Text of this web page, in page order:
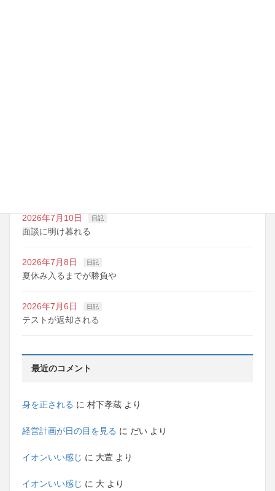
2026年7月10日 日記
面談に明け暮れる
2026年7月8日 日記
夏休み入るまでが勝負や
2026年7月6日 日記
テストが返却される
最近のコメント
身を正される に 村下孝蔵 より
経営計画が日の目を見る に だい より
イオンいい感じ に 大萱 より
イオンいい感じ に 大 より